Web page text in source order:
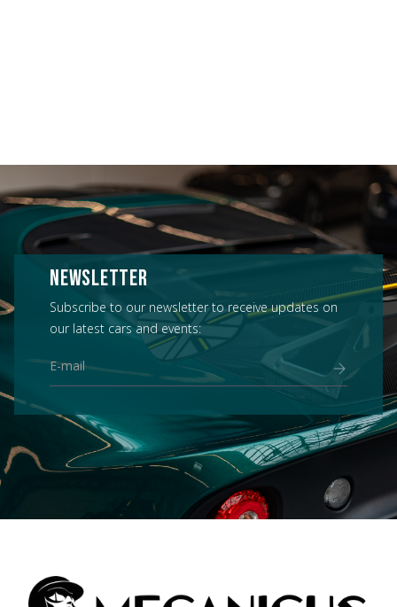
NEWSLETTER
Subscribe to our newsletter to receive updates on
our latest cars and events: